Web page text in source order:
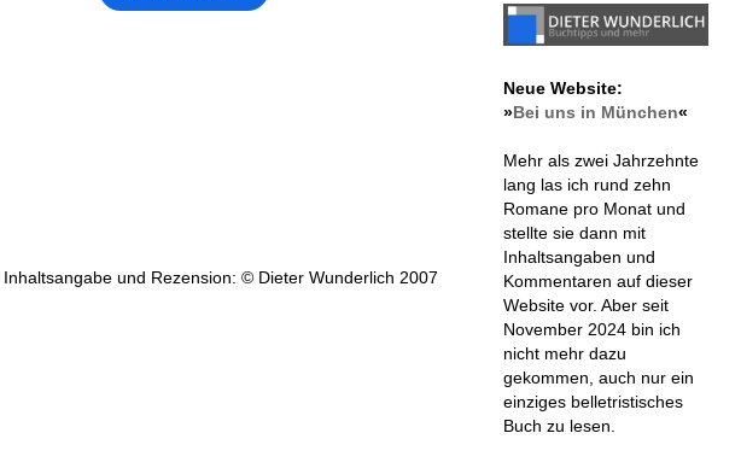
Inhaltsangabe und Rezension: © Dieter Wunderlich 2007
Neue Website:
»Bei uns in München«
Mehr als zwei Jahrzehnte
lang las ich rund zehn
Romane pro Monat und
stellte sie dann mit
Inhaltsangaben und
Kommentaren auf dieser
Website vor. Aber seit
November 2024 bin ich
nicht mehr dazu
gekommen, auch nur ein
einziges belletristisches
Buch zu lesen.